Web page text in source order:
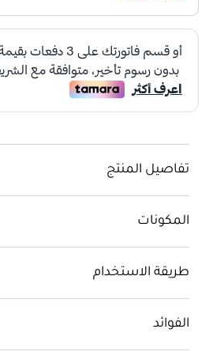
تفاصيل المنتج
المكونات
طريقة الاستخدام
الفوائد